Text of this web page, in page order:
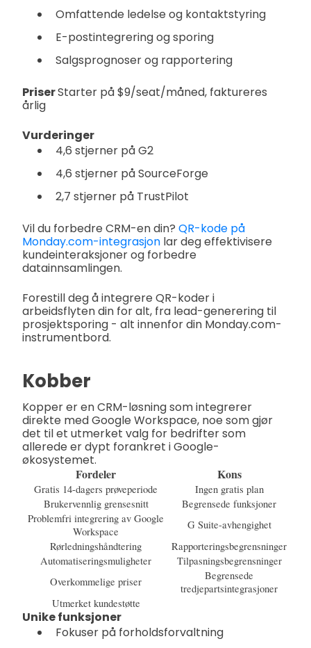
Omfattende ledelse og kontaktstyring
E-postintegrering og sporing
Salgsprognoser og rapportering
PriserStarter på $9/seat/måned, faktureres
årlig
Vurderinger
4,6 stjerner på G2
4,6 stjerner på SourceForge
2,7 stjerner på TrustPilot
Vil du forbedre CRM-en din? QR-kode på
Monday.com-integrasjon lar deg effektivisere
kundeinteraksjoner og forbedre
datainnsamlingen.
Forestill deg å integrere QR-koder i
arbeidsflyten din for alt, fra lead-generering til
prosjektsporing - alt innenfor din Monday.com-
instrumentbord.
Kobber
Kopper er en CRM-løsning som integrerer
direkte med Google Workspace, noe som gjør
det til et utmerket valg for bedrifter som
allerede er dypt forankret i Google-
økosystemet.
Fordeler
Kons
Gratis 14-dagers prøveperiode
Ingen gratis plan
Brukervennlig grensesnitt
Begrensede funksjoner
Problemfri integrering av Google
Workspace
G Suite-avhengighet
Rørledningshåndtering
Rapporteringsbegrensninger
Automatiseringsmuligheter
Tilpasningsbegrensninger
Overkommelige priser
Begrensede
tredjepartsintegrasjoner
Utmerket kundestøtte
Unike funksjoner
Fokuser på forholdsforvaltning